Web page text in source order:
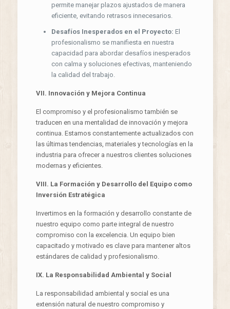
permite manejar plazos ajustados de manera
eficiente, evitando retrasos innecesarios.
Desafíos Inesperados en el Proyecto: El
profesionalismo se manifiesta en nuestra
capacidad para abordar desafíos inesperados
con calma y soluciones efectivas, manteniendo
la calidad del trabajo.
VII. Innovación y Mejora Continua
El compromiso y el profesionalismo también se
traducen en una mentalidad de innovación y mejora
continua. Estamos constantemente actualizados con
las últimas tendencias, materiales y tecnologías en la
industria para ofrecer a nuestros clientes soluciones
modernas y eficientes.
VIII. La Formación y Desarrollo del Equipo como
Inversión Estratégica
Invertimos en la formación y desarrollo constante de
nuestro equipo como parte integral de nuestro
compromiso con la excelencia. Un equipo bien
capacitado y motivado es clave para mantener altos
estándares de calidad y profesionalismo.
IX. La Responsabilidad Ambiental y Social
La responsabilidad ambiental y social es una
extensión natural de nuestro compromiso y